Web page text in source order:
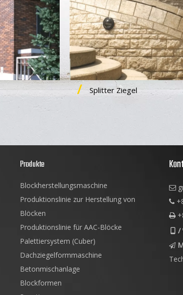
Splitter Ziegel
Produkte
Blockherstellungsmaschine
Produktionslinie zur Herstellung von
Blöcken
Produktionslinie für AAC-Blöcke
Palettiersystem (Cuber)
Dachziegelformmaschine
Betonmischanlage
Blockformen



 /
